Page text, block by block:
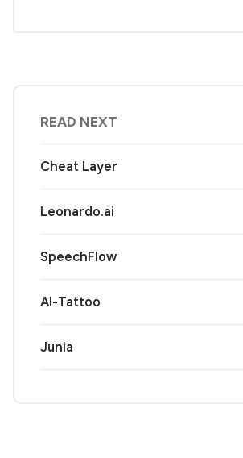
READ NEXT
Cheat Layer
Leonardo.ai
SpeechFlow
AI-Tattoo
Junia